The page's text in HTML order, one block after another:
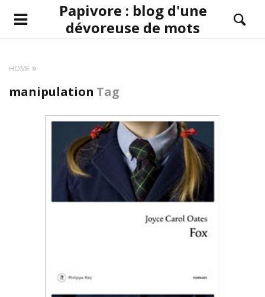
Papivore : blog d'une
dévoreuse de mots
HOME
manipulation Tag